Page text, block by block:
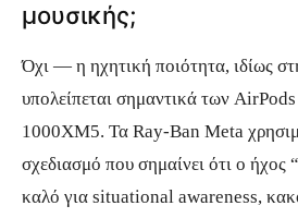
μουσικής;
Όχι — η ηχητική ποιότητα, ιδίως
υπολείπεται σημαντικά των
1000XM5. Τα Ray-Ban Meta
σχεδιασμό που σημαίνει ότι ο
καλό για situational awareness,